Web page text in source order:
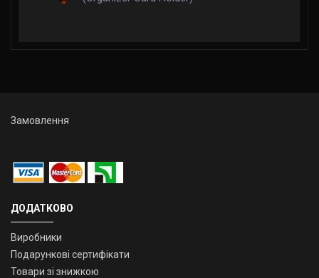
Замовлення
ДОДАТКОВО
Виробники
Подарункові сертифікати
Товари зі знижкою